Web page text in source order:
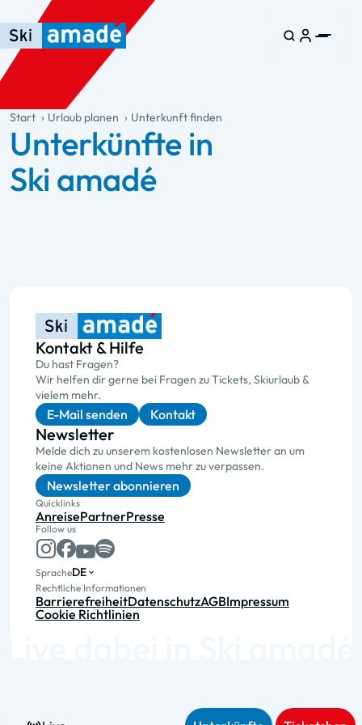
Zum Haupt-Inhalt springen
Springe zur Tabelle
Zur Haupt-Navigation springen
general.table-of-content
Start Urlaub planen Unterkunft finden
Unterkünfte in
Ski amadé
Kontakt & Hilfe
Du hast Fragen?
Wir helfen dir gerne bei Fragen zu Tickets, Skiurlaub &
vielem mehr.
E-Mail senden Kontakt
Newsletter
Melde dich zu unserem kostenlosen Newsletter an um
keine Aktionen und News mehr zu verpassen.
Newsletter abonnieren
Quicklinks
AnreisePartnerPresse
Follow us
SpracheDE
Rechtliche Informationen
BarrierefreiheitDatenschutzAGBImpressum
Cookie Richtlinien